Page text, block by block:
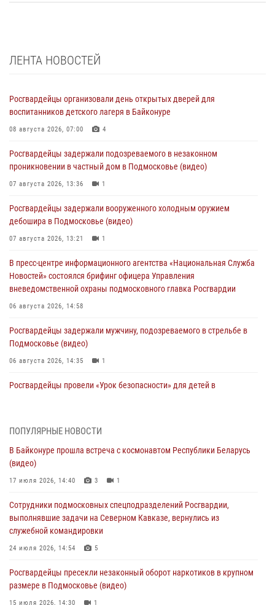
ЛЕНТА НОВОСТЕЙ
Росгвардейцы организовали день открытых дверей для
воспитанников детского лагеря в Байконуре
08 августа 2026, 07:00 4
Росгвардейцы задержали подозреваемого в незаконном
проникновении в частный дом в Подмосковье (видео)
07 августа 2026, 13:36 1
Росгвардейцы задержали вооруженного холодным оружием
дебошира в Подмосковье (видео)
07 августа 2026, 13:21 1
В пресс-центре информационного агентства «Национальная Служба
Новостей» состоялся брифинг офицера Управления
вневедомственной охраны подмосковного главка Росгвардии
06 августа 2026, 14:58
Росгвардейцы задержали мужчину, подозреваемого в стрельбе в
Подмосковье (видео)
06 августа 2026, 14:35 1
Росгвардейцы провели «Урок безопасности» для детей в
подозреваемые в организации незаконной миграции и
изготовлении поддельных документов (видео)
05 августа 2026, 15:48
Сотрудники спецподразделения подмосковного главка Росгвардии
отработали навыки огневой подготовки на комплексных учениях
04 августа 2026, 12:21
сигналам «Тревога» с охраняемых объектов в Подмосковье
04 августа 2026, 12:15
ПОПУЛЯРНЫЕ НОВОСТИ
В Байконуре прошла встреча с космонавтом Республики Беларусь
(видео)
17 июля 2026, 14:40 3 1
Сотрудники подмосковных спецподразделений Росгвардии,
выполнявшие задачи на Северном Кавказе, вернулись из
служебной командировки
24 июля 2026, 14:54 5
Росгвардейцы пресекли незаконный оборот наркотиков в крупном
размере в Подмосковье (видео)
15 июля 2026, 14:30 1